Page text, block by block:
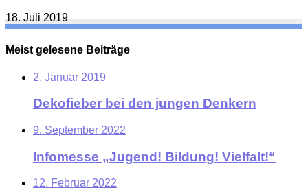
18. Juli 2019
Meist gelesene Beiträge
2. Januar 2019
Dekofieber bei den jungen Denkern
9. September 2022
Infomesse „Jugend! Bildung! Vielfalt!“
12. Februar 2022